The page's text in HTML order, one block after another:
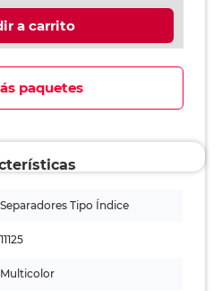
a carrito
paquetes
Separadores Tipo Índice
11125
Multicolor